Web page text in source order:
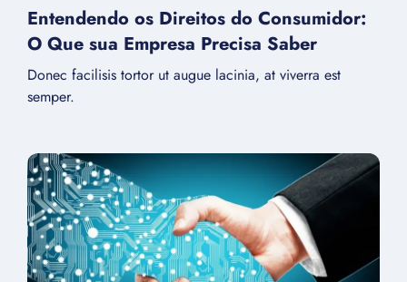
Entendendo os Direitos do Consumidor:
O Que sua Empresa Precisa Saber
Donec facilisis tortor ut augue lacinia, at viverra est
semper.